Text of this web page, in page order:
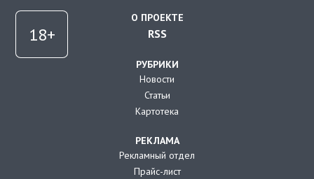
О ПРОЕКТЕ
RSS
РУБРИКИ
Новости
Статьи
Картотека
РЕКЛАМА
Рекламный отдел
Прайс-лист